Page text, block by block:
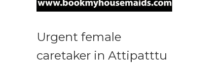
Urgent female
caretaker in Attipatttu